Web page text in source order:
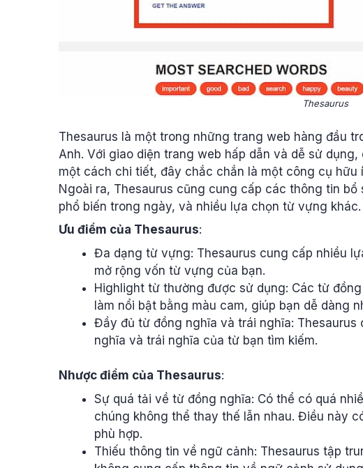
Thesaurus
Thesaurus là một trong những trang web hàng đầu
Anh. Với giao diện trang web hấp dẫn và dễ sử
một cách chi tiết, đây chắc chắn là một công cụ
Ngoài ra, Thesaurus cũng cung cấp các thông tin
phổ biến trong ngày, và nhiều lựa chọn từ vựng khác.
Ưu điểm của Thesaurus:
Đa dạng từ vựng: Thesaurus cung cấp nhiều
mở rộng vốn từ vựng của bạn.
Highlight từ thường được sử dụng: Các từ
làm nổi bật bằng màu cam, giúp bạn dễ dàng
Đầy đủ từ đồng nghĩa và trái nghĩa:
nghĩa và trái nghĩa của từ bạn tìm kiếm.
Nhược điểm của Thesaurus:
Sự quá tải về từ đồng nghĩa: Có thể có quá
chúng không thể thay thế lẫn nhau. Điều này
phù hợp.
Thiếu thông tin về ngữ cảnh: Thesaurus tập